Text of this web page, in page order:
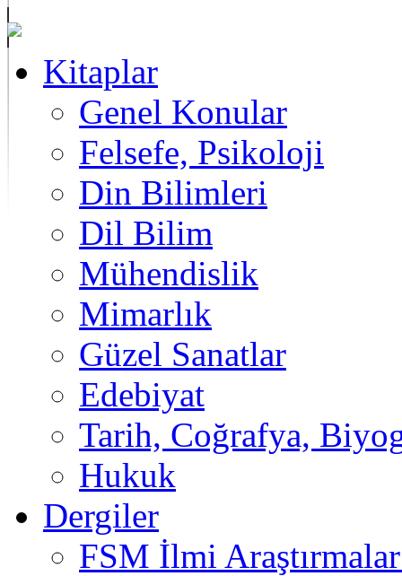
Kitaplar
Genel Konular
Felsefe, Psikoloji
Din Bilimleri
Dil Bilim
Mühendislik
Mimarlık
Güzel Sanatlar
Edebiyat
Tarih, Coğrafya,
Hukuk
Dergiler
FSM İlmi